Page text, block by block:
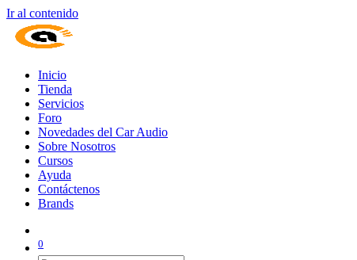
Ir al contenido
Inicio
Tienda
Servicios
Foro
Novedades del Car Audio
Sobre Nosotros
Cursos
Ayuda
Contáctenos
Brands
0